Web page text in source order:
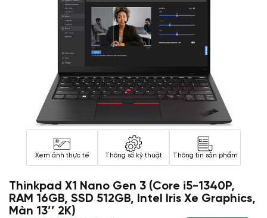
Xem ảnh thực tế Thông số kỹ thuật Thông tin sản phẩm
Thinkpad X1 Nano Gen 3 (Core i5-1340P,
RAM 16GB, SSD 512GB, Intel Iris Xe Graphics,
Màn 13’’ 2K)